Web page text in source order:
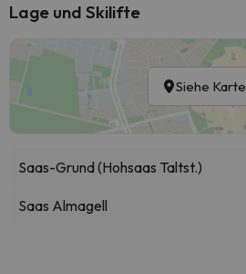
Lage und Skilifte
Siehe Karte
Saas-Grund (Hohsaas Taltst.)
Saas Almagell